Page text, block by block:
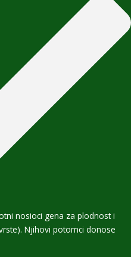
nosioci gena za plodnost i
Njihovi potomci donose